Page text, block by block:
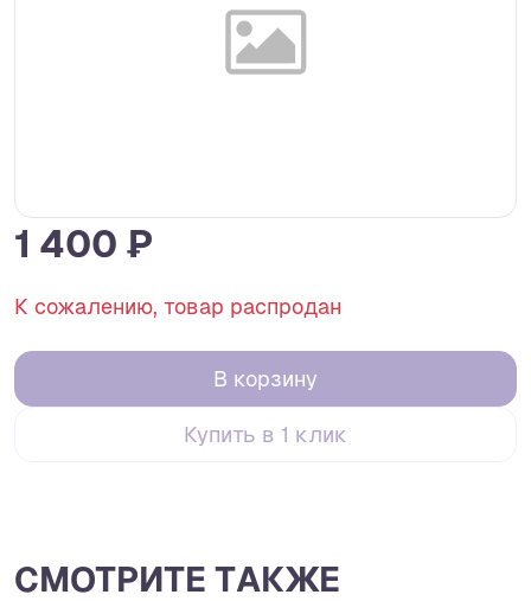
1 400 ₽
К сожалению, товар распродан
В корзину
Купить в 1 клик
СМОТРИТЕ ТАКЖЕ